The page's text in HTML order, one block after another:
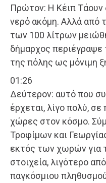
Πρώτον: Η Κέιπ Τάουν
νερό ακόμη. Αλλά από
των 100 λίτρων
δήμαρχος περιέγραψε
της πόλης ως μόνιμη
01:26
Δεύτερον: αυτό που
έρχεται, λίγο πολύ,
χώρες στον κόσμο.
Τροφίμων και
εκτός των χωρών για
στοιχεία, λιγότερο
παγκόσμιου